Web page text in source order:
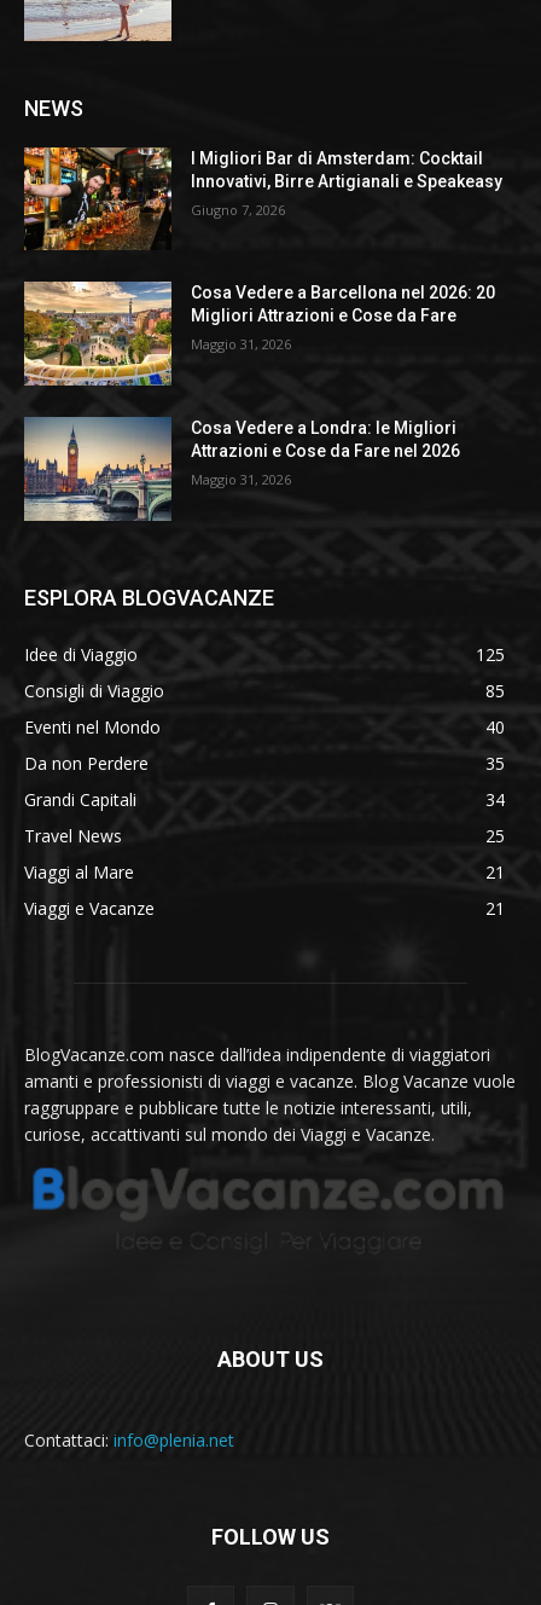
NEWS
I Migliori Bar di Amsterdam: Cocktail
Innovativi, Birre Artigianali e Speakeasy
Giugno 7, 2026
Cosa Vedere a Barcellona nel 2026: 20
Migliori Attrazioni e Cose da Fare
Maggio 31, 2026
Cosa Vedere a Londra: le Migliori
Attrazioni e Cose da Fare nel 2026
Maggio 31, 2026
ESPLORA BLOGVACANZE
Idee di Viaggio
125
Consigli di Viaggio
85
Eventi nel Mondo
40
Da non Perdere
35
Grandi Capitali
34
Travel News
25
Viaggi al Mare
21
Viaggi e Vacanze
21
BlogVacanze.com nasce dall’idea indipendente di viaggiatori
amanti e professionisti di viaggi e vacanze. Blog Vacanze vuole
raggruppare e pubblicare tutte le notizie interessanti, utili,
curiose, accattivanti sul mondo dei Viaggi e Vacanze.
ABOUT US
Contattaci: info@plenia.net
FOLLOW US